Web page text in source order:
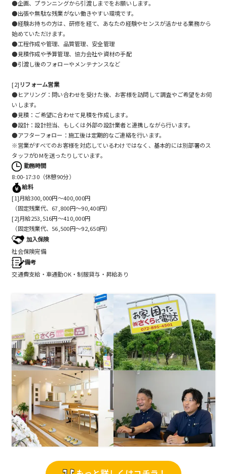
●企画、プランニングから引渡しまでをお願いします。
●出張や無駄な残業がない働きやすい環境です。
●経験お持ちの方は、研修を経て、あなたの経験やセンスが活かせる業務から
始めていただけます。
●工程作成や管理、品質管理、安全管理
●見積作成や予算管理、協力会社や資材の手配
●引渡し後のフォローやメンテナンスなど
[2] リフォーム営業
●ヒアリング：問い合わせを受けた後、お客様を訪問して調査やご希望をお伺
いします。
●見積：ご希望に合わせて見積を作成します。
●設計：設計担当、もしくは外部の設計業者と連携しながら行います。
●アフターフォロー：施工後は定期的なご連絡を行います。
※営業がすべてのお客様を対応しているわけではなく、基本的には別部署のス
タッフがDMを送ったりしています。
勤務時間
8:00-17:30（休憩90分）
給料
[1]月給300,000円〜400,000円
（固定残業代、67,800円～90,400円）
[2]月給253,516円〜410,000円
（固定残業代、56,500円～92,650円）
加入保険
社会保険完備
備考
交通費支給・車通勤OK・制服貸与・昇給あり